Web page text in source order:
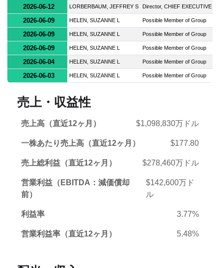
2026-06-12 LORBERBAUM, JEFFREY S Director, CHIEF EXECUTIVE
2026-06-09 HELEN, SUZANNE L Possible Member of Group
2026-06-09 HELEN, SUZANNE L Possible Member of Group
2026-06-09 HELEN, SUZANNE L Possible Member of Group
2026-06-04 HELEN, SUZANNE L Possible Member of Group
2026-06-03 HELEN, SUZANNE L Possible Member of Group
売上・収益性
売上高（直近12ヶ月） $1,098,830万ドル
一株あたり売上高（直近12ヶ月） $177.80
売上総利益（直近12ヶ月） $278,460万ドル
営業利益（EBITDA：減価償却
前）
$142,600万ド
ル
利益率 3.77%
営業利益率（直近12ヶ月） 5.48%